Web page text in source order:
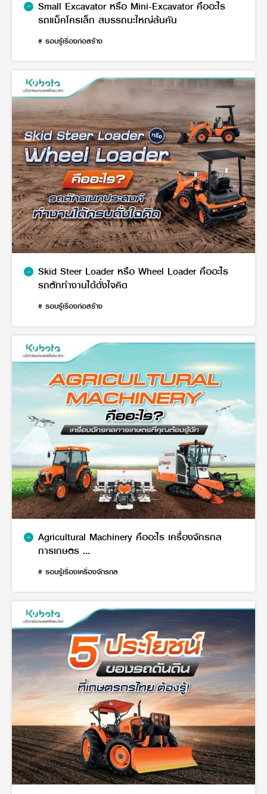
Small Excavator หรือ Mini-Excavator คืออะไร
รถแม็คโครเล็ก สมรรถนะใหญ่ล้นคัน
# รอบรู้เรื่องก่อสร้าง
Skid Steer Loader หรือ Wheel Loader คืออะไร
รถตักทำงานได้ดั่งใจคิด
# รอบรู้เรื่องก่อสร้าง
Agricultural Machinery คืออะไร เครื่องจักรกล
การเกษตร
ที่คุณต้องรู้จัก
# รอบรู้เรื่องเครื่องจักรกล